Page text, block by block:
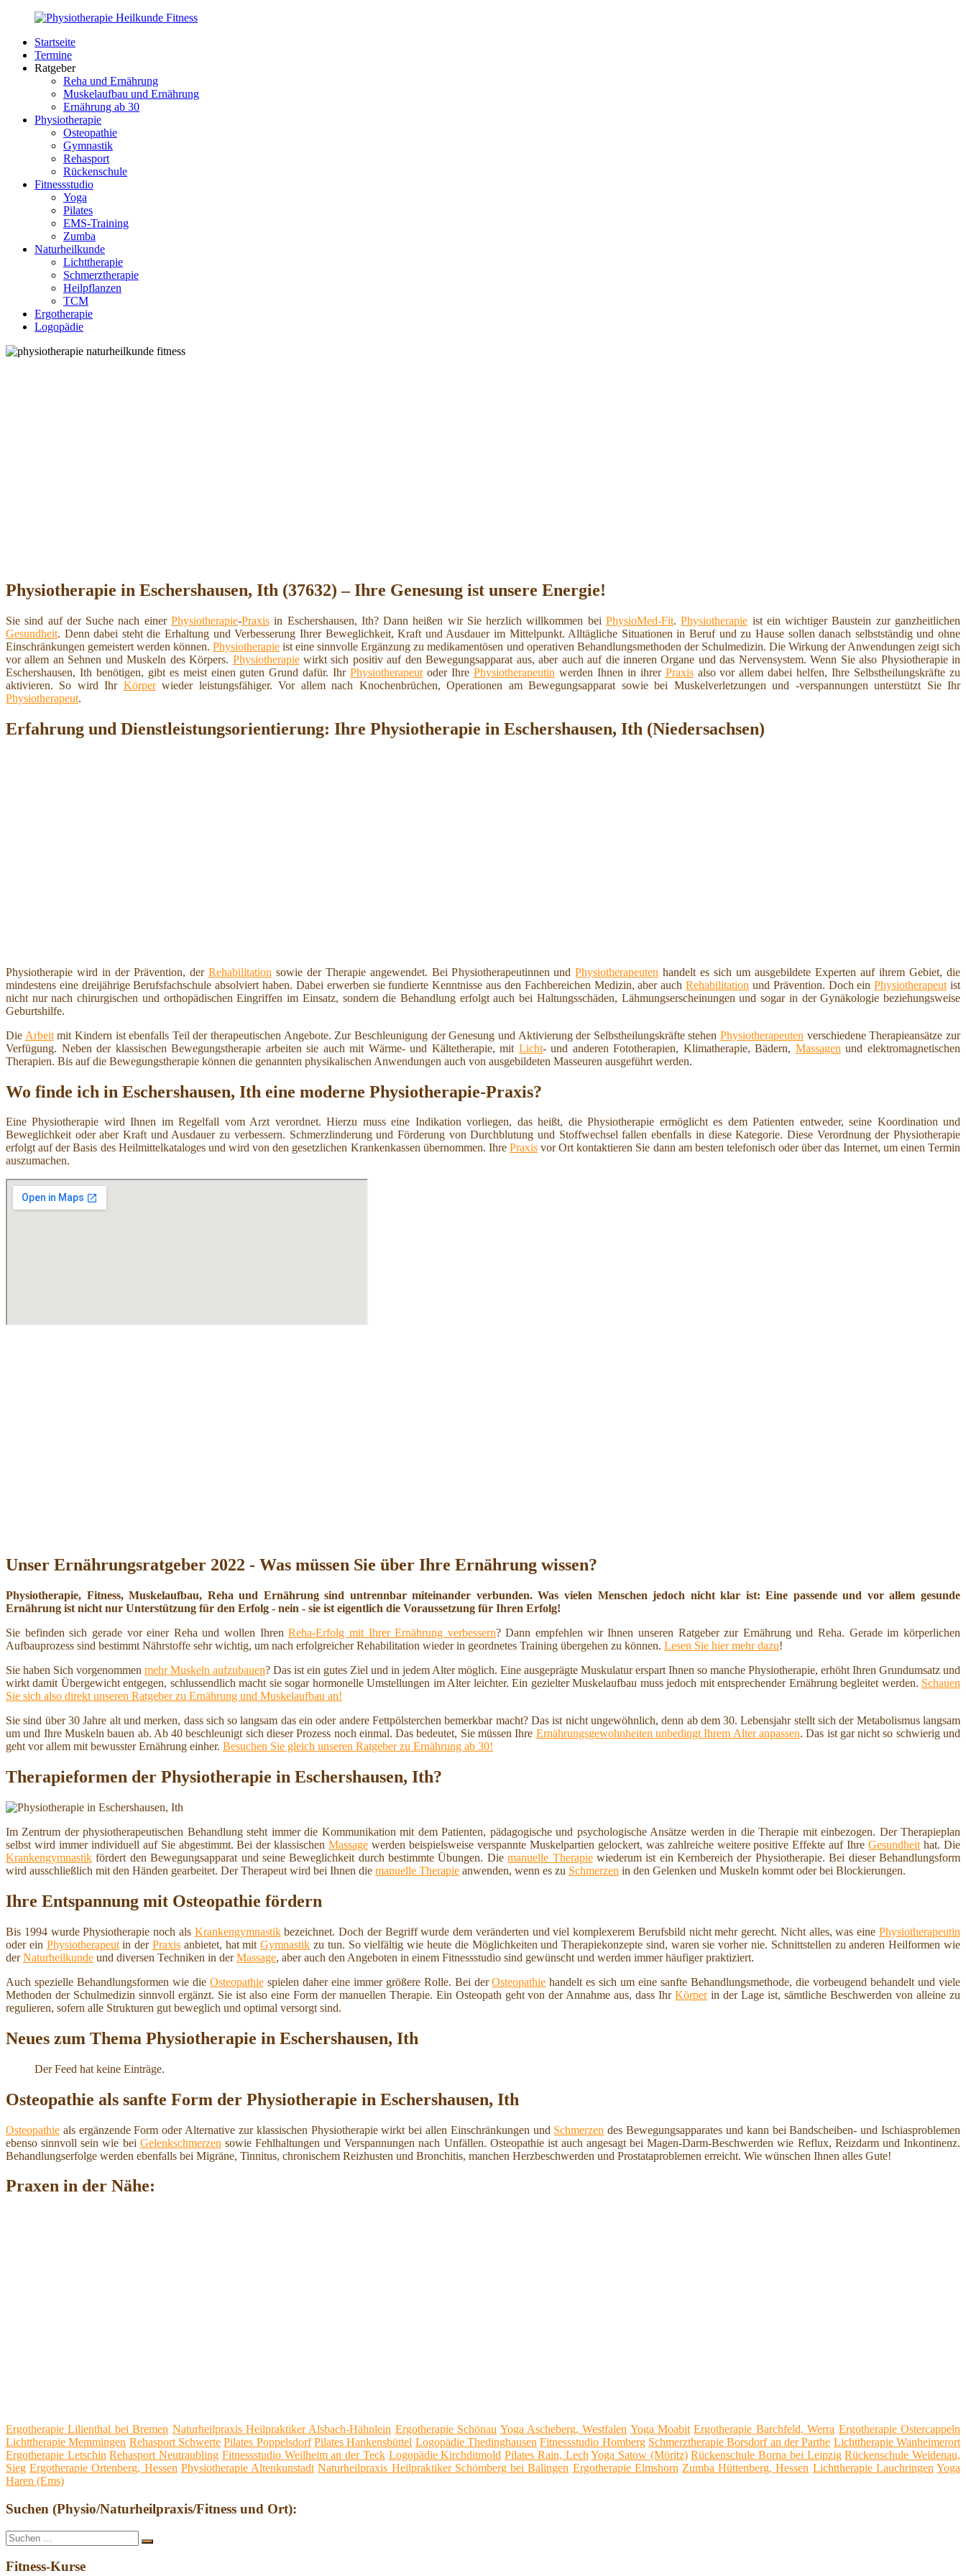
Zurück
Inhalt
PhysioMed-
Fit.de
Gesundheit
Startseite
Termine
Ratgeber
Reha und Ernährung
Muskelaufbau und Ernährung
Ernährung ab 30
Physiotherapie
Osteopathie
Gymnastik
Rehasport
Rückenschule
Fitnessstudio
Yoga
Pilates
EMS-Training
Zumba
Naturheilkunde
Lichttherapie
Schmerztherapie
Heilpflanzen
TCM
Ergotherapie
Logopädie
Physiotherapie in Eschershausen, Ith (37632) – Ihre Genesung ist unsere Energie!
Sie sind auf der Suche nach einer Physiotherapie-Praxisin Eschershausen, Ith? Dann heißen wir Sie herzlich willkommen beiPhysioMed-Fit.Physiotherapie ist ein wichtiger Baustein zur ganzheitlichen
Gesundheit. Denn dabei steht die Erhaltung und Verbesserung Ihrer Beweglichkeit, Kraft und Ausdauer im Mittelpunkt. Alltägliche Situationen in Beruf und zu Hause sollen danach selbstständig und ohne
Einschränkungen gemeistert werden können.Physiotherapie ist eine sinnvolle Ergänzung zu medikamentösen und operativen Behandlungsmethoden der Schulmedizin. Die Wirkung der Anwendungen zeigt sich
vor allem an Sehnen und Muskeln des Körpers. Physiotherapiewirkt sich positiv auf den Bewegungsapparat aus, aber auch auf die inneren Organe und das Nervensystem. Wenn Sie also Physiotherapie in
Eschershausen, Ith benötigen, gibt es meist einen guten Grund dafür. IhrPhysiotherapeut oder Ihre Physiotherapeutin werden Ihnen in ihrer Praxisalso vor allem dabei helfen, Ihre Selbstheilungskräfte zu
aktivieren. So wird Ihr Körperwieder leistungsfähiger. Vor allem nach Knochenbrüchen, Operationen am Bewegungsapparat sowie bei Muskelverletzungen und -verspannungen unterstützt Sie Ihr
Physiotherapeut.
Erfahrung und Dienstleistungsorientierung: Ihre Physiotherapie in Eschershausen, Ith (Niedersachsen)
Physiotherapie wird in der Prävention, der Rehabilitation sowie der Therapie angewendet. Bei Physiotherapeutinnen undPhysiotherapeuten handelt es sich um ausgebildete Experten auf ihrem Gebiet, die
mindestens eine dreijährige Berufsfachschule absolviert haben. Dabei erwerben sie fundierte Kenntnisse aus den Fachbereichen Medizin, aber auchRehabilitation und Prävention. Doch einPhysiotherapeut ist
nicht nur nach chirurgischen und orthopädischen Eingriffen im Einsatz, sondern die Behandlung erfolgt auch bei Haltungsschäden, Lähmungserscheinungen und sogar in der Gynäkologie beziehungsweise
Geburtshilfe.
Die Arbeitmit Kindern ist ebenfalls Teil der therapeutischen Angebote. Zur Beschleunigung der Genesung und Aktivierung der Selbstheilungskräfte stehenPhysiotherapeuten verschiedene Therapieansätze zur
Verfügung. Neben der klassischen Bewegungstherapie arbeiten sie auch mit Wärme- und Kältetherapie, mit Licht- und anderen Fototherapien, Klimatherapie, Bädern, Massagen und elektromagnetischen
Therapien. Bis auf die Bewegungstherapie können die genannten physikalischen Anwendungen auch von ausgebildeten Masseuren ausgeführt werden.
Wo finde ich in Eschershausen, Ith eine moderne Physiotherapie-Praxis?
Eine Physiotherapie wird Ihnen im Regelfall vom Arzt verordnet. Hierzu muss eine Indikation vorliegen, das heißt, die Physiotherapie ermöglicht es dem Patienten entweder, seine Koordination und
Beweglichkeit oder aber Kraft und Ausdauer zu verbessern. Schmerzlinderung und Förderung von Durchblutung und Stoffwechsel fallen ebenfalls in diese Kategorie. Diese Verordnung der Physiotherapie
erfolgt auf der Basis des Heilmittelkataloges und wird von den gesetzlichen Krankenkassen übernommen. Ihre Praxisvor Ort kontaktieren Sie dann am besten telefonisch oder über das Internet, um einen Termin
auszumachen.
Unser Ernährungsratgeber 2022 - Was müssen Sie über Ihre Ernährung wissen?
Physiotherapie, Fitness, Muskelaufbau, Reha und Ernährung sind untrennbar miteinander verbunden. Was vielen Menschen jedoch nicht klar ist: Eine passende und vor allem gesunde
Ernährung ist nicht nur Unterstützung für den Erfolg - nein - sie ist eigentlich die Voraussetzung für Ihren Erfolg!
Sie befinden sich gerade vor einer Reha und wollen IhrenReha-Erfolg mit Ihrer Ernährung verbessern? Dann empfehlen wir Ihnen unseren Ratgeber zur Ernährung und Reha. Gerade im körperlichen
Aufbauprozess sind bestimmt Nährstoffe sehr wichtig, um nach erfolgreicher Rehabilitation wieder in geordnetes Training übergehen zu können. Lesen Sie hier mehr dazu!
Sie haben Sich vorgenommen mehr Muskeln aufzubauen? Das ist ein gutes Ziel und in jedem Alter möglich. Eine ausgeprägte Muskulatur erspart Ihnen so manche Physiotherapie, erhöht Ihren Grundumsatz und
wirkt damit Übergewicht entgegen, schlussendlich macht sie sogar hormonelle Umstellungen im Alter leichter. Ein gezielter Muskelaufbau muss jedoch mit entsprechender Ernährung begleitet werden. Schauen
Sie sich also direkt unseren Ratgeber zu Ernährung und Muskelaufbau an!
Sie sind über 30 Jahre alt und merken, dass sich so langsam das ein oder andere Fettpölsterchen bemerkbar macht? Das ist nicht ungewöhnlich, denn ab dem 30. Lebensjahr stellt sich der Metabolismus langsam
um und Ihre Muskeln bauen ab. Ab 40 beschleunigt sich dieser Prozess noch einmal. Das bedeutet, Sie müssen Ihre Ernährungsgewohnheiten unbedingt Ihrem Alter anpassen. Das ist gar nicht so schwierig und
geht vor allem mit bewusster Ernährung einher. Besuchen Sie gleich unseren Ratgeber zu Ernährung ab 30!
Therapieformen der Physiotherapie in Eschershausen, Ith?
Im Zentrum der physiotherapeutischen Behandlung steht immer die Kommunikation mit dem Patienten, pädagogische und psychologische Ansätze werden in die Therapie mit einbezogen. Der Therapieplan
selbst wird immer individuell auf Sie abgestimmt. Bei der klassischenMassage werden beispielsweise verspannte Muskelpartien gelockert, was zahlreiche weitere positive Effekte auf IhreGesundheit hat. Die
Krankengymnastik fördert den Bewegungsapparat und seine Beweglichkeit durch bestimmte Übungen. Diemanuelle Therapiewiederum ist ein Kernbereich der Physiotherapie. Bei dieser Behandlungsform
wird ausschließlich mit den Händen gearbeitet. Der Therapeut wird bei Ihnen die manuelle Therapie anwenden, wenn es zu Schmerzen in den Gelenken und Muskeln kommt oder bei Blockierungen.
Ihre Entspannung mit Osteopathie fördern
Bis 1994 wurde Physiotherapie noch als Krankengymnastikbezeichnet. Doch der Begriff wurde dem veränderten und viel komplexerem Berufsbild nicht mehr gerecht. Nicht alles, was einePhysiotherapeutin
oder ein Physiotherapeutin der Praxisanbietet, hat mitGymnastik zu tun. So vielfältig wie heute die Möglichkeiten und Therapiekonzepte sind, waren sie vorher nie. Schnittstellen zu anderen Heilformen wie
derNaturheilkunde und diversen Techniken in derMassage, aber auch den Angeboten in einem Fitnessstudio sind gewünscht und werden immer häufiger praktiziert.
Auch spezielle Behandlungsformen wie die Osteopathiespielen daher eine immer größere Rolle. Bei derOsteopathie handelt es sich um eine sanfte Behandlungsmethode, die vorbeugend behandelt und viele
Methoden der Schulmedizin sinnvoll ergänzt. Sie ist also eine Form der manuellen Therapie. Ein Osteopath geht von der Annahme aus, dass IhrKörperin der Lage ist, sämtliche Beschwerden von alleine zu
regulieren, sofern alle Strukturen gut beweglich und optimal versorgt sind.
Neues zum Thema Physiotherapie in Eschershausen, Ith
Der Feed hat keine Einträge.
Osteopathie als sanfte Form der Physiotherapie in Eschershausen, Ith
Osteopathie als ergänzende Form oder Alternative zur klassischen Physiotherapie wirkt bei allen Einschränkungen und Schmerzen des Bewegungsapparates und kann bei Bandscheiben- und Ischiasproblemen
ebenso sinnvoll sein wie bei Gelenkschmerzen sowie Fehlhaltungen und Verspannungen nach Unfällen. Osteopathie ist auch angesagt bei Magen-Darm-Beschwerden wie Reflux, Reizdarm und Inkontinenz.
Behandlungserfolge werden ebenfalls bei Migräne, Tinnitus, chronischem Reizhusten und Bronchitis, manchen Herzbeschwerden und Prostataproblemen erreicht. Wie wünschen Ihnen alles Gute!
Praxen in der Nähe:
Ergotherapie Lilienthal bei Bremen Naturheilpraxis Heilpraktiker Alsbach-Hähnlein Ergotherapie Schönau Yoga Ascheberg, Westfalen Yoga Moabit Ergotherapie Barchfeld, Werra Ergotherapie Ostercappeln
Lichttherapie Memmingen Rehasport Schwerte Pilates Poppelsdorf Pilates Hankensbüttel Logopädie Thedinghausen Fitnessstudio Homberg Schmerztherapie Borsdorf an der Parthe Lichttherapie Wanheimerort
Ergotherapie Letschin Rehasport Neutraubling Fitnessstudio Weilheim an der Teck Logopädie Kirchditmold Pilates Rain, Lech Yoga Satow (Möritz) Rückenschule Borna bei Leipzig Rückenschule Weidenau,
Sieg Ergotherapie Ortenberg, Hessen Physiotherapie Altenkunstadt Naturheilpraxis Heilpraktiker Schömberg bei Balingen Ergotherapie Elmshorn Zumba Hüttenberg, Hessen Lichttherapie Lauchringen Yoga
Haren (Ems)
Suchen (Physio/Naturheilpraxis/Fitness und Ort):
Suche
nach:
Suchen
Fitness-Kurse